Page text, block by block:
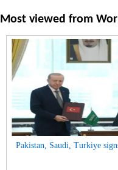
Most viewed from
Pakistan, Saudi, Turkiye